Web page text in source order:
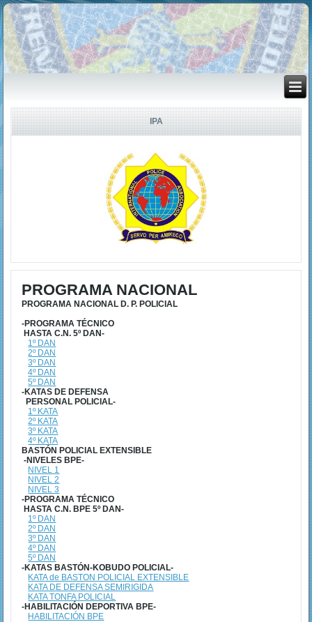
IPA
PROGRAMA NACIONAL
PROGRAMA NACIONAL D. P. POLICIAL
-PROGRAMA TÉCNICO
HASTA C.N. 5º DAN-
1º DAN
2º DAN
3º DAN
4º DAN
5º DAN
-KATAS DE DEFENSA
PERSONAL POLICIAL-
1º KATA
2º KATA
3º KATA
4º KATA
BASTÓN POLICIAL EXTENSIBLE
-NIVELES BPE-
NIVEL 1
NIVEL 2
NIVEL 3
-PROGRAMA TÉCNICO
HASTA C.N. BPE 5º DAN-
1º DAN
2º DAN
3º DAN
4º DAN
5º DAN
-KATAS BASTÓN-KOBUDO POLICIAL-
KATA de BASTON POLICIAL EXTENSIBLE
KATA DE DEFENSA SEMIRIGIDA
KATA TONFA POLICIAL
-HABILITACIÓN DEPORTIVA BPE-
HABILITACIÓN BPE